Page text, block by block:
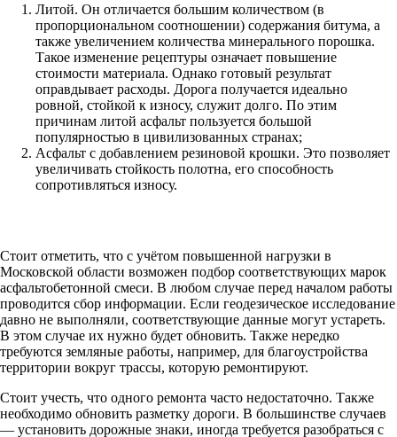
Литой. Он отличается большим количеством (в
пропорциональном соотношении) содержания битума, а
также увеличением количества минерального порошка.
Такое изменение рецептуры означает повышение
стоимости материала. Однако готовый результат
оправдывает расходы. Дорога получается идеально
ровной, стойкой к износу, служит долго. По этим
причинам литой асфальт пользуется большой
популярностью в цивилизованных странах;
Асфальт с добавлением резиновой крошки. Это позволяет
увеличивать стойкость полотна, его способность
сопротивляться износу.
Стоит отметить, что с учётом повышенной нагрузки в
Московской области возможен подбор соответствующих марок
асфальтобетонной смеси. В любом случае перед началом работы
проводится сбор информации. Если геодезическое исследование
давно не выполняли, соответствующие данные могут устареть.
В этом случае их нужно будет обновить. Также нередко
требуются земляные работы, например, для благоустройства
территории вокруг трассы, которую ремонтируют.
Стоит учесть, что одного ремонта часто недостаточно. Также
необходимо обновить разметку дороги. В большинстве случаев
— установить дорожные знаки, иногда требуется разобраться с